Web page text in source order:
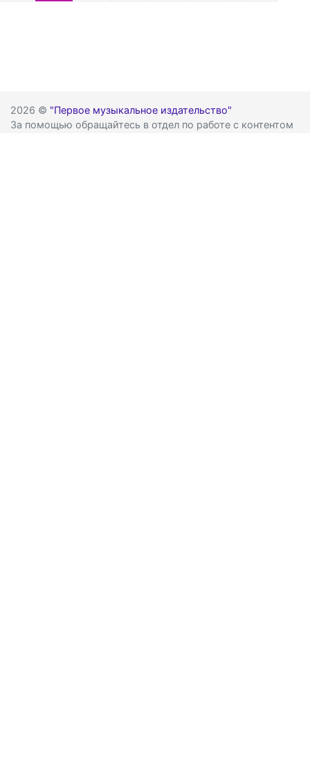
2026 © "Первое музыкальное издательство"
За помощью обращайтесь в отдел по работе с контентом